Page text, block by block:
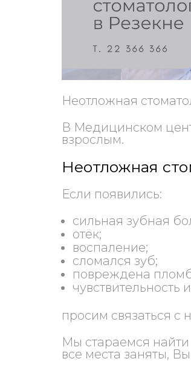
Неотложная
В Медицинском
взрослым.
Неотложная
Если появились:
сильная зубная
отёк;
воспаление;
сломался зуб;
повреждена
чувствительность
просим связаться с
Мы стараемся
все места заняты,